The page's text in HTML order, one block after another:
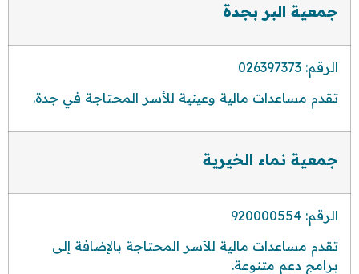
جمعية البر بجدة
الرقم: 026397373
تقدم مساعدات مالية وعينية للأسر المحتاجة في جدة.
جمعية نماء الخيرية
الرقم: 920000554
تقدم مساعدات مالية للأسر المحتاجة بالإضافة إلى
برامج دعم متنوعة.